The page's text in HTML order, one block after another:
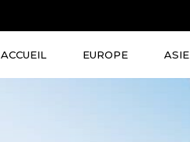
ACCUEIL EUROPE ASIE